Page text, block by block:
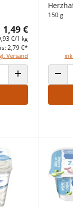
1,49 €
€/1 kg
Versand
2,79 €*
ANZAHL ERHÖHEN
150 g